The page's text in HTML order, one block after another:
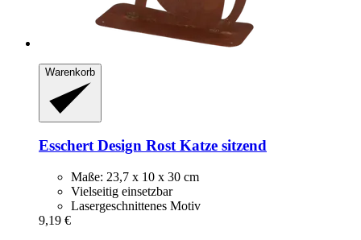
Warenkorb
Esschert Design Rost Katze sitzend
Maße: 23,7 x 10 x 30 cm
Vielseitig einsetzbar
Lasergeschnittenes Motiv
9,19 €